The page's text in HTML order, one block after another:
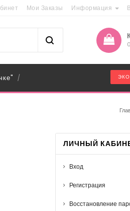
Мои Заказы Информация
/
ЛИЧНЫЙ
Вход
Регистрация
Восстановление